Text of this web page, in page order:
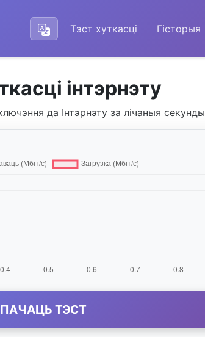
Тэст хуткасці Гісторыя
інтэрнэту
да Інтэрнэту за лічаныя секунды
ПАЧАЦЬ ТЭСТ